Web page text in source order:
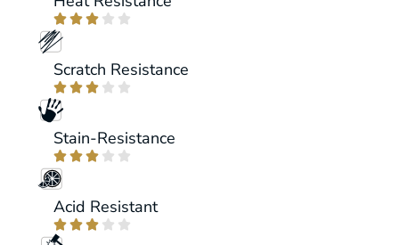
    
Scratch Resistance
    
Stain-Resistance
    
Acid Resistant
    